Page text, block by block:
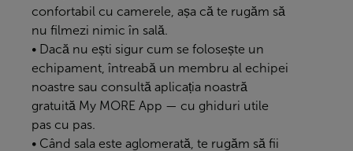
confortabil cu camerele, așa că te rugăm să
nu filmezi nimic în sală.
• Dacă nu ești sigur cum se folosește un
echipament, întreabă un membru al echipei
noastre sau consultă aplicația noastră
gratuită My MORE App — cu ghiduri utile
pas cu pas.
• Când sala este aglomerată, te rugăm să fii